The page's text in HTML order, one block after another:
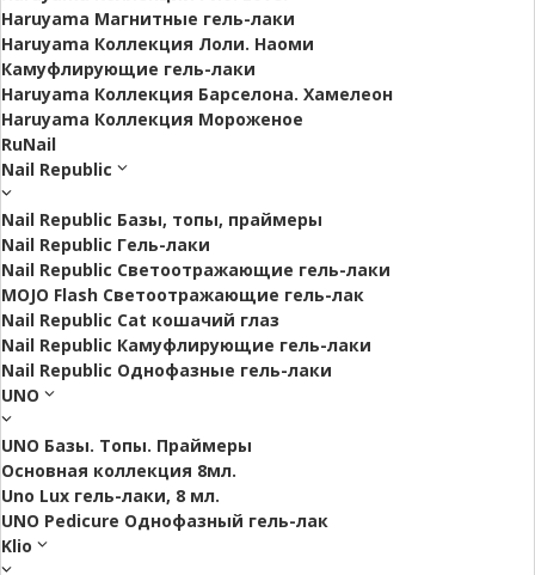
Haruyama Магнитные гель-лаки
Haruyama Коллекция Лоли. Наоми
Камуфлирующие гель-лаки
Haruyama Коллекция Барселона. Хамелеон
Haruyama Коллекция Мороженое
RuNail
Nail Republic
Nail Republic Базы, топы, праймеры
Nail Republic Гель-лаки
Nail Republic Светоотражающие гель-лаки
MOJO Flash Светоотражающие гель-лак
Nail Republic Cat кошачий глаз
Nail Republic Камуфлирующие гель-лаки
Nail Republic Однофазные гель-лаки
UNO
UNO Базы. Топы. Праймеры
Основная коллекция 8мл.
Uno Lux гель-лаки, 8 мл.
UNO Pedicure Однофазный гель-лак
Klio